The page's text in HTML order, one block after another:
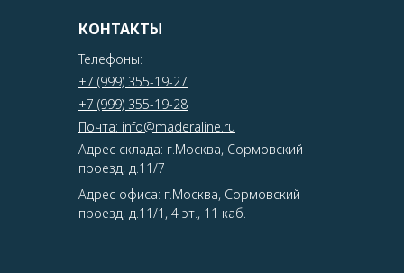
КОНТАКТЫ
Телефоны:
+7 (999) 355-19-27
+7 (999) 355-19-28
Почта: info@maderaline.ru
Адрес склада: г.Москва, Сормовский
проезд, д.11/7
Адрес офиса: г.Москва, Сормовский
проезд, д.11/1, 4 эт., 11 каб.